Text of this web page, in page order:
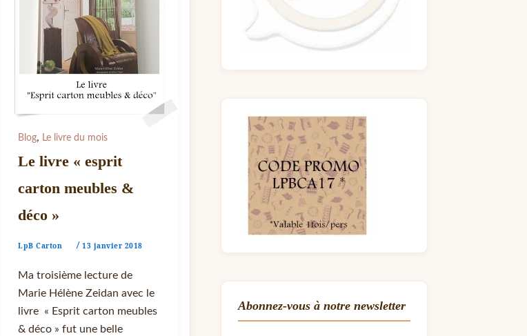
Blog, Le livre du mois
Le livre « esprit
carton meubles &
déco »
LpB Carton /13 janvier 2018
Ma troisième lecture de
Marie Hélène Zeidan avec le
livre « Esprit carton meubles
& déco » fut une belle
Abonnez-vous à notre newsletter